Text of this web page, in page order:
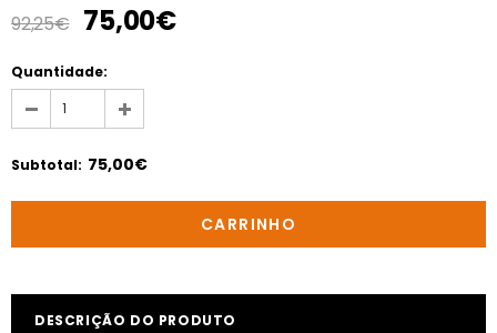
92,25€ 75,00€
Quantidade:
Subtotal: 75,00€
DESCRIÇÃO DO PRODUTO